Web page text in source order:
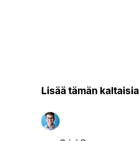
Lisää tämän kaltaisia